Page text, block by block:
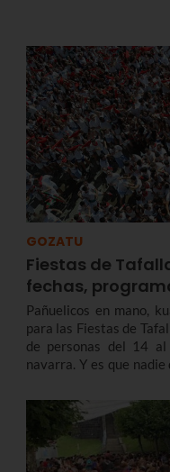
GOZATU
Fiestas de
fechas,
Pañuelicos en mano,
para las Fiestas de
de personas del 14
navarra. Y es que
encierros o la esperada